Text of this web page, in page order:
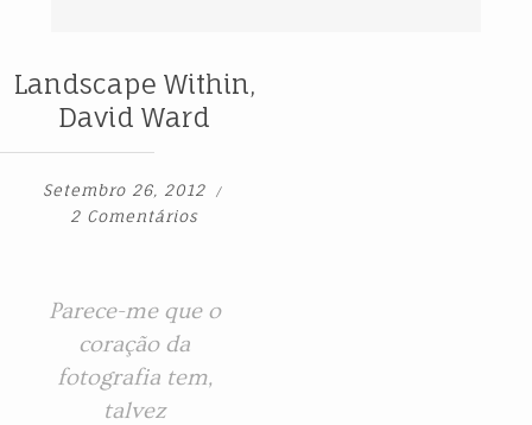
Landscape Within,
David Ward
Setembro 26, 2012
2 Comentários
Parece-me que o
coração da
fotografia tem,
talvez